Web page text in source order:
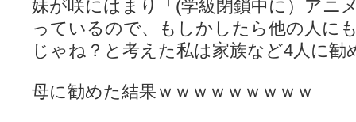
妹が咲にはまり「(学級閉鎖中に）アニ
っているので、もしかしたら他の人に
じゃね？と考えた私は家族など4人に
母に勧めた結果ｗｗｗｗｗｗｗｗｗ